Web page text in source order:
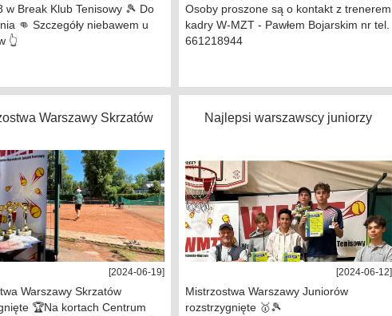
w Break Klub Tenisowy 🎾 Do
👊 Szczegóły niebawem u
👆
Osoby proszone są o kontakt z trenerem
kadry W-MZT - Pawłem Bojarskim nr tel.
661218944
Warszawy Skrzatów
[2024-06-19]
Warszawy Skrzatów
🏆Na kortach Centrum
Najlepsi warszawscy juniorzy
[2024-06-12]
Mistrzostwa Warszawy Juniorów
rozstrzygnięte 🥇🎾